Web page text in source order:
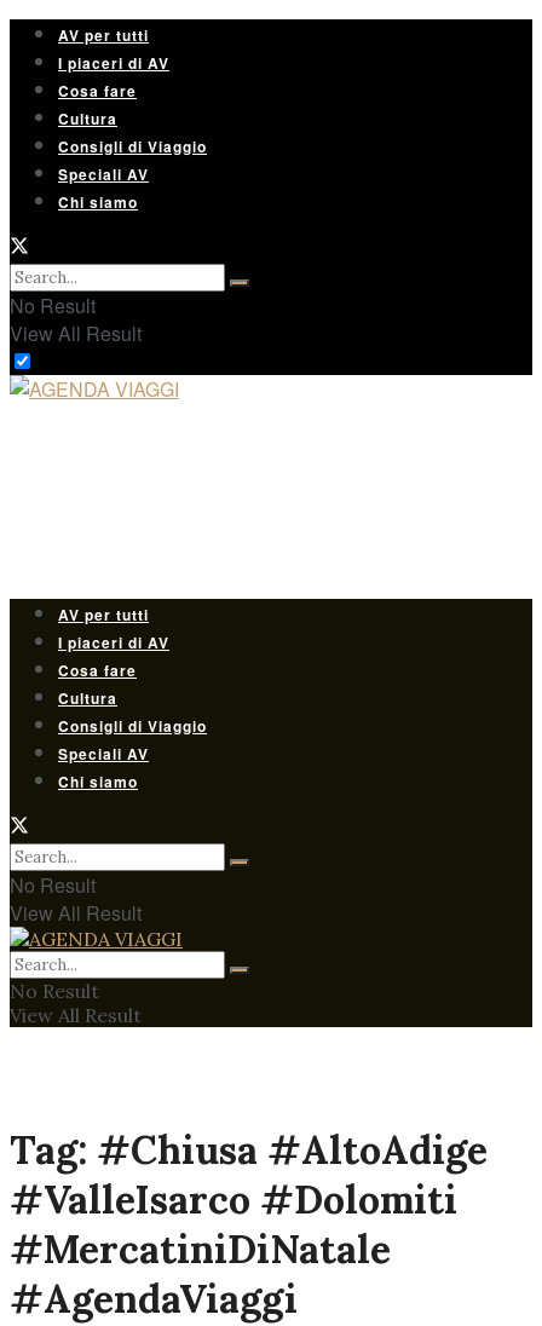
AV per tutti
I piaceri di AV
Cosa fare
Cultura
Consigli di Viaggio
Speciali AV
Chi siamo
No Result
View All Result
AV per tutti
I piaceri di AV
Cosa fare
Cultura
Consigli di Viaggio
Speciali AV
Chi siamo
No Result
View All Result
No Result
View All Result
Tag: #Chiusa #AltoAdige
#ValleIsarco #Dolomiti
#MercatiniDiNatale
#AgendaViaggi